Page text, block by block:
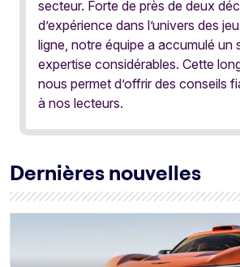
secteur. Forte de près de deux
d’expérience dans l’univers des
ligne, notre équipe a accumulé un
expertise considérables. Cette
nous permet d’offrir des conseils
à nos lecteurs.
Dernières nouvelles